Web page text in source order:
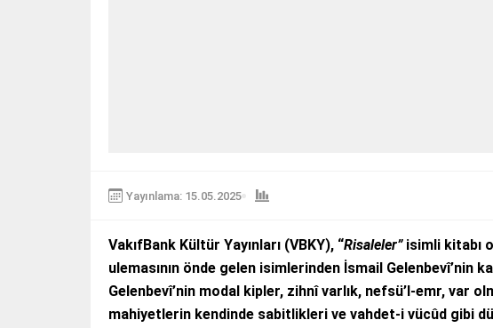
Yayınlama: 15.05.2025
VakıfBank Kültür Yayınları (VBKY), “Risaleler”isimli kitabı
ulemasının önde gelen isimlerinden İsmail Gelenbevî’nin
Gelenbevî’nin modal kipler, zihnî varlık, nefsü’l-emr, var
mahiyetlerin kendinde sabitlikleri ve vahdet-i vücûd gibi